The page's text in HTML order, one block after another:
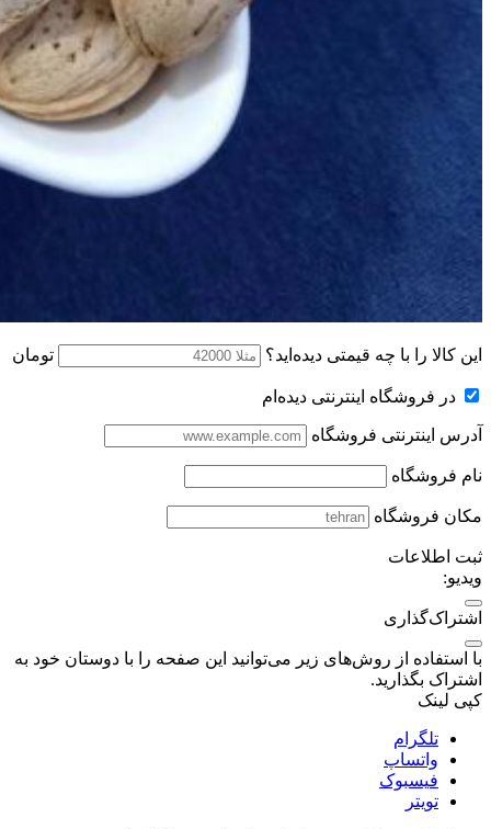
این کالا را با چه قیمتی دیده‌اید؟ تومان
در فروشگاه اینترنتی دیده‌ام
آدرس اینترنتی فروشگاه
نام فروشگاه
مکان فروشگاه
ثبت اطلاعات
ویدیو:
اشتراک‌گذاری
با استفاده از روش‌های زیر می‌توانید این صفحه را با دوستان خود به
اشتراک بگذارید.
کپی لینک
تلگرام
واتساپ
فیسبوک
تویتر